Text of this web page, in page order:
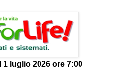
1 luglio 2026 ore 7:00